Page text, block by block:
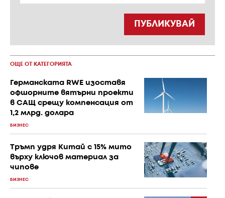
ПУБЛИКУВАЙ
ОЩЕ ОТ КАТЕГОРИЯТА
Германската RWE изоставя
офшорните вятърни проекти
в САЩ срещу компенсация от
1,2 млрд. долара
БИЗНЕС
Тръмп удря Китай с 15% мито
върху ключов материал за
чипове
БИЗНЕС